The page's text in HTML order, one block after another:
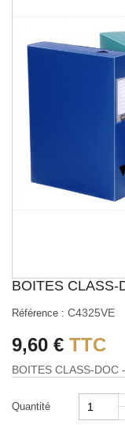
BOITES CLASS-
Référence : C4325VE
9,60 € TTC
BOITES CLASS-DOC
Quantité